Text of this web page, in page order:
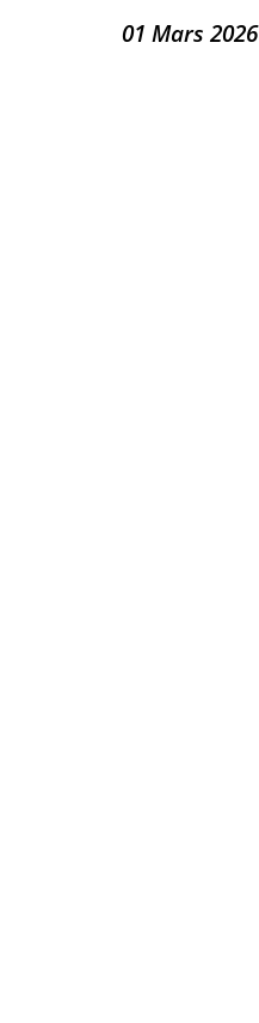
01 Mars 2026